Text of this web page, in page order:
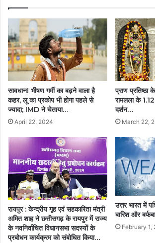
सावधान! भीषण गर्मी का बढ़ने वाला है
कहर, लू का प्रकोप भी होगा पहले से
ज्यादा; IMD ने चेताया…
April 22, 2024
प्राण प्रतिष्ठा
रामलला के
दर्शन…
March 22,
रायपुर : केन्द्रीय गृह एवं सहकारिता मंत्री
अमित शाह ने छत्तीसगढ़ के रायपुर में राज्य
के नवनिर्वाचित विधानसभा सदस्यों के
प्रबोधन कार्यक्रम को संबोधित किया…
उत्तर भारत में
बारिश और
February 1,